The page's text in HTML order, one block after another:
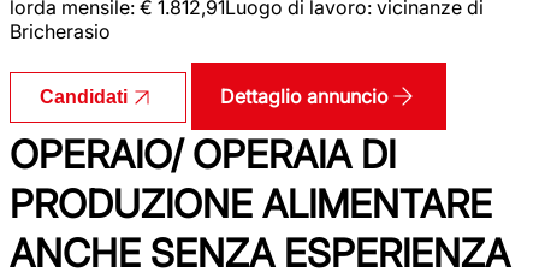
lorda mensile: € 1.812,91Luogo di lavoro: vicinanze di
Bricherasio
Candidati Dettaglio annuncio
OPERAIO/ OPERAIA DI
PRODUZIONE ALIMENTARE
ANCHE SENZA ESPERIENZA